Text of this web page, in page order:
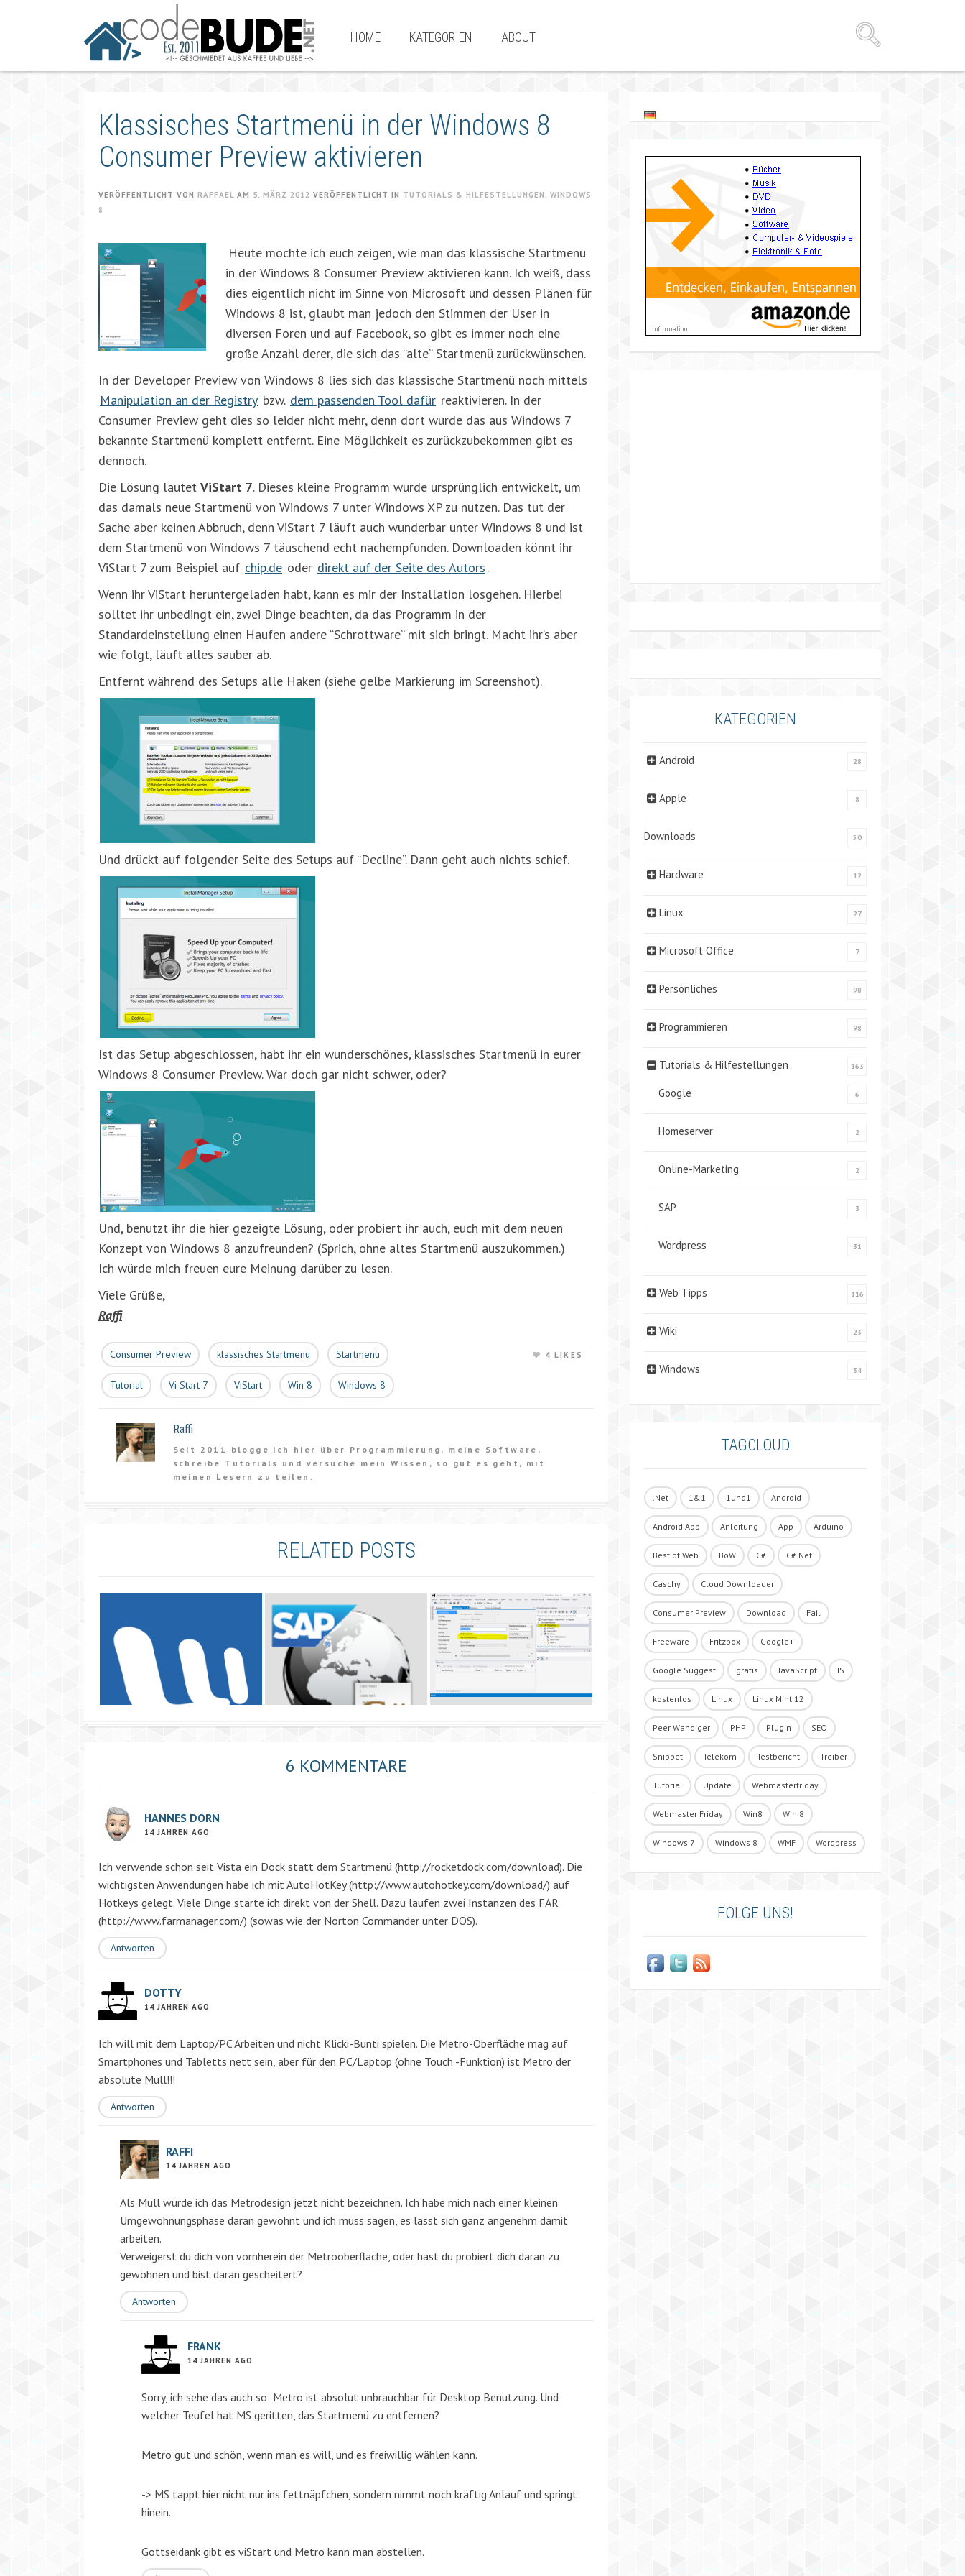
HOME KATEGORIEN ABOUT
Klassisches Startmenü in der Windows 8
Consumer Preview aktivieren
VERÖFFENTLICHT VON RAFFAEL AM 5. MÄRZ 2012 VERÖFFENTLICHT IN TUTORIALS & HILFESTELLUNGEN , WINDOWS
8
Heute möchte ich euch zeigen, wie man das klassische Startmenü
in der Windows 8 Consumer Preview aktivieren kann. Ich weiß, dass
dies eigentlich nicht im Sinne von Microsoft und dessen Plänen für
Windows 8 ist, glaubt man jedoch den Stimmen der User in
diversen Foren und auf Facebook, so gibt es immer noch eine
große Anzahl derer, die sich das “alte” Startmenü zurückwünschen.
In der Developer Preview von Windows 8 lies sich das klassische Startmenü noch mittels
Manipulation an der Registry bzw. dem passenden Tool dafür reaktivieren. In der
Consumer Preview geht dies so leider nicht mehr, denn dort wurde das aus Windows 7
bekannte Startmenü komplett entfernt. Eine Möglichkeit es zurückzubekommen gibt es
dennoch.
Die Lösung lautet ViStart 7. Dieses kleine Programm wurde ursprünglich entwickelt, um
das damals neue Startmenü von Windows 7 unter Windows XP zu nutzen. Das tut der
Sache aber keinen Abbruch, denn ViStart 7 läuft auch wunderbar unter Windows 8 und ist
dem Startmenü von Windows 7 täuschend echt nachempfunden. Downloaden könnt ihr
ViStart 7 zum Beispiel auf chip.de oder direkt auf der Seite des Autors.
Wenn ihr ViStart heruntergeladen habt, kann es mir der Installation losgehen. Hierbei
solltet ihr unbedingt ein, zwei Dinge beachten, da das Programm in der
Standardeinstellung einen Haufen andere “Schrottware” mit sich bringt. Macht ihr’s aber
wie folgt, läuft alles sauber ab.
Entfernt während des Setups alle Haken (siehe gelbe Markierung im Screenshot).
Und drückt auf folgender Seite des Setups auf “Decline”. Dann geht auch nichts schief.
Ist das Setup abgeschlossen, habt ihr ein wunderschönes, klassisches Startmenü in eurer
Windows 8 Consumer Preview. War doch gar nicht schwer, oder?
Und, benutzt ihr die hier gezeigte Lösung, oder probiert ihr auch, euch mit dem neuen
Konzept von Windows 8 anzufreunden? (Sprich, ohne altes Startmenü auszukommen.)
Ich würde mich freuen eure Meinung darüber zu lesen.
Viele Grüße,
Raffi
Consumer Preview klassisches Startmenü Startmenü
Tutorial Vi Start 7 ViStart Win 8 Windows 8
4 LIKES
Raffi
Seit 2011 blogge ich hier über Programmierung, meine Software,
schreibe Tutorials und versuche mein Wissen, so gut es geht, mit
meinen Lesern zu teilen.
RELATED POSTS
6 KOMMENTARE
HANNES DORN
14 JAHREN AGO
Ich verwende schon seit Vista ein Dock statt dem Startmenü (http://rocketdock.com/download). Die
wichtigsten Anwendungen habe ich mit AutoHotKey (http://www.autohotkey.com/download/) auf
Hotkeys gelegt. Viele Dinge starte ich direkt von der Shell. Dazu laufen zwei Instanzen des FAR
(http://www.farmanager.com/) (sowas wie der Norton Commander unter DOS).
Antworten
DOTTY
14 JAHREN AGO
Ich will mit dem Laptop/PC Arbeiten und nicht Klicki-Bunti spielen. Die Metro-Oberfläche mag auf
Smartphones und Tabletts nett sein, aber für den PC/Laptop (ohne Touch -Funktion) ist Metro der
absolute Müll!!!
Antworten
RAFFI
14 JAHREN AGO
Als Müll würde ich das Metrodesign jetzt nicht bezeichnen. Ich habe mich nach einer kleinen
Umgewöhnungsphase daran gewöhnt und ich muss sagen, es lässt sich ganz angenehm damit
arbeiten.
Verweigerst du dich von vornherein der Metrooberfläche, oder hast du probiert dich daran zu
gewöhnen und bist daran gescheitert?
Antworten
FRANK
14 JAHREN AGO
Sorry, ich sehe das auch so: Metro ist absolut unbrauchbar für Desktop Benutzung. Und
welcher Teufel hat MS geritten, das Startmenü zu entfernen?
Metro gut und schön, wenn man es will, und es freiwillig wählen kann.
-> MS tappt hier nicht nur ins fettnäpfchen, sondern nimmt noch kräftig Anlauf und springt
hinein.
Gottseidank gibt es viStart und Metro kann man abstellen.
KATEGORIEN
Android 28
Apple 8
Downloads 50
Hardware 12
Linux 27
Microsoft Office 7
Persönliches 98
Programmieren 98
Tutorials & Hilfestellungen 163
Google 6
Homeserver 2
Online-Marketing 2
SAP 3
Wordpress 31
Web Tipps 116
Wiki 23
Windows 34
TAGCLOUD
.Net 1&1 1und1 Android
Android App Anleitung App Arduino
Best of Web BoW C# C#.Net
Caschy Cloud Downloader
Consumer Preview Download Fail
Freeware Fritzbox Google+
Google Suggest gratis JavaScript JS
kostenlos Linux Linux Mint 12
Peer Wandiger PHP Plugin SEO
Snippet Telekom Testbericht Treiber
Tutorial Update Webmasterfriday
Webmaster Friday Win8 Win 8
Windows 7 Windows 8 WMF Wordpress
FOLGE UNS!